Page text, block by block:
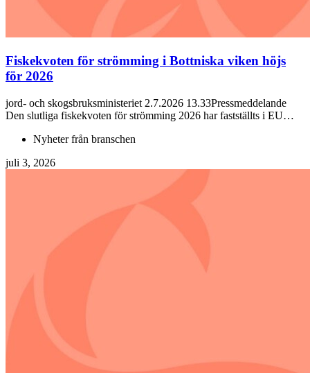
Fiskekvoten för strömming i Bottniska viken höjs
för 2026
jord- och skogsbruksministeriet 2.7.2026 13.33Pressmeddelande
Den slutliga fiskekvoten för strömming 2026 har fastställts i EU…
Nyheter från branschen
juli 3, 2026